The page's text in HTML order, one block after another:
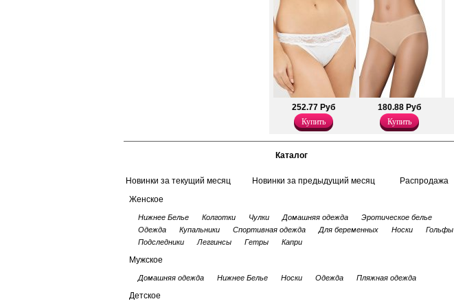
252.77 Руб
Купить
180.88 Руб
Купить
Каталог
Новинки за текущий месяц Новинки за предыдущий месяц
Распродажа
Женское
Нижнее Белье Колготки Чулки Домашняя одежда
Эротическое белье
Одежда
Купальники Спортивная одежда Для беременных Носки
Гольфы
Подследники
Леггинсы Гетры Капри
Мужское
Домашняя одежда Нижнее Белье Носки Одежда Пляжная одежда
Детское